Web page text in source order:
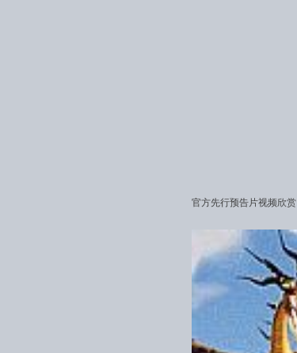
官方先行预告片视频欣赏